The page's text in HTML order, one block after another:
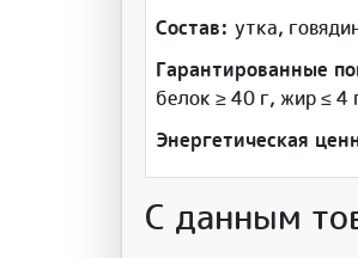
Состав:утка,
Гарантированные
белок ≥ 40 г, жир ≤ 4
Энергетическая
С данным